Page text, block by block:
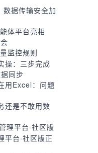
据传输安全加
体平台亮相
监控规则
操：三步完成
同步
用Excel：问题
还是不敢用数
理平台·社区版
平台·社区版正